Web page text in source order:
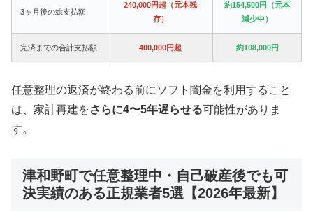
3ヶ月後の総支払額
240,000円超（元本残
存）
約154,500円（元本
減少中）
完済までの合計支払額 400,000円超 約108,000円
任意整理の返済が終わる前にソフト闇金を利用すること
は、家計再建をさらに4〜5年遅らせる可能性がありま
す。
津和野町で任意整理中・自己破産後でも可
決実績のある正規業者5選【2026年最新】